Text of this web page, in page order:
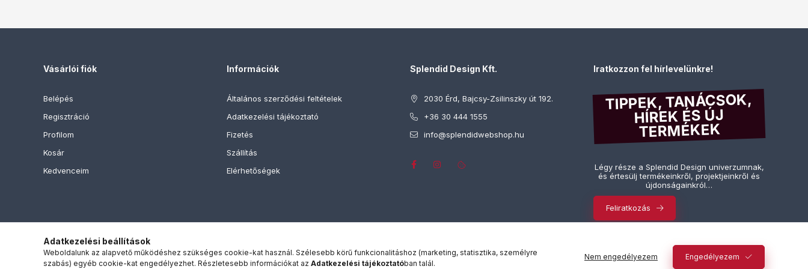
Vásárlói fiók
Belépés
Regisztráció
Profilom
Kosár
Kedvenceim
Információk
Általános szerződési feltételek
Adatkezelési tájékoztató
Fizetés
Szállítás
Elérhetőségek
Splendid Design Kft.
2030 Érd, Bajcsy-Zsilinszky út 192.
+36 30 444 1555
info@splendidwebshop.hu
Iratkozzon fel hírlevelünkre!
TIPPEK, TANÁCSOK,
HÍREK ÉS ÚJ
TERMÉKEK
Légy része a Splendid Design univerzumnak,
és értesülj termékeinkről, projektjeinkről és
újdonságainkról…
Feliratkozás
Adatkezelési beállítások
Weboldalunk az alapvető működéshez szükséges cookie-kat használ. Szélesebb körű funkcionalitáshoz (marketing, statisztika, személyre
szabás) egyéb cookie-kat engedélyezhet. Részletesebb információkat az Adatkezelési tájékoztatóban talál.
Nem engedélyezem Engedélyezem